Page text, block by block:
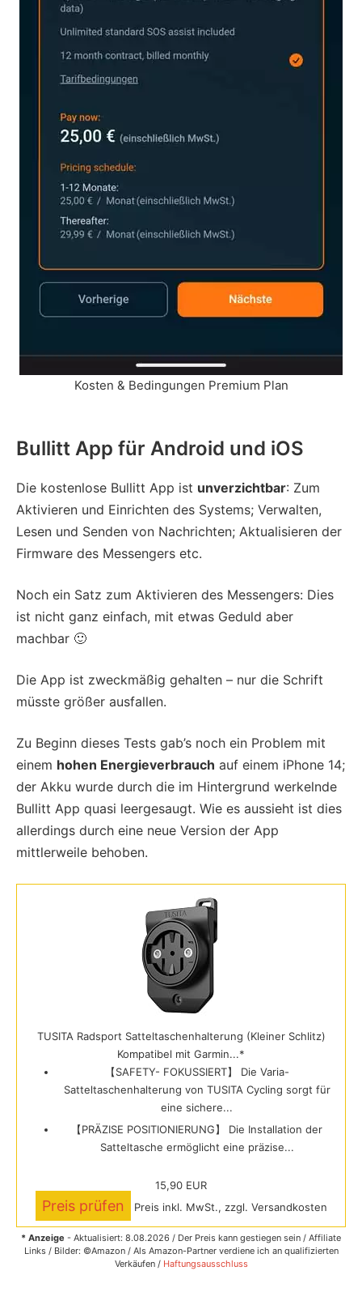
Kosten & Bedingungen Premium Plan
Bullitt App für Android und iOS
Die kostenlose Bullitt App ist unverzichtbar: Zum
Aktivieren und Einrichten des Systems; Verwalten,
Lesen und Senden von Nachrichten; Aktualisieren der
Firmware des Messengers etc.
Noch ein Satz zum Aktivieren des Messengers: Dies
ist nicht ganz einfach, mit etwas Geduld aber
machbar 🙂
Die App ist zweckmäßig gehalten – nur die Schrift
müsste größer ausfallen.
Zu Beginn dieses Tests gab’s noch ein Problem mit
einem hohen Energieverbrauch auf einem iPhone 14;
der Akku wurde durch die im Hintergrund werkelnde
Bullitt App quasi leergesaugt. Wie es aussieht ist dies
allerdings durch eine neue Version der App
mittlerweile behoben.
TUSITA Radsport Satteltaschenhalterung (Kleiner Schlitz)
Kompatibel mit Garmin...*
【SAFETY- FOKUSSIERT】 Die Varia-
Satteltaschenhalterung von TUSITA Cycling sorgt für
eine sichere...
【PRÄZISE POSITIONIERUNG】 Die Installation der
Satteltasche ermöglicht eine präzise...
15,90 EUR
Preis prüfen Preis inkl. MwSt., zzgl. Versandkosten
* Anzeige - Aktualisiert: 8.08.2026 / Der Preis kann gestiegen sein / Affiliate
Links / Bilder: ©Amazon / Als Amazon-Partner verdiene ich an qualifizierten
Verkäufen / Haftungsausschluss